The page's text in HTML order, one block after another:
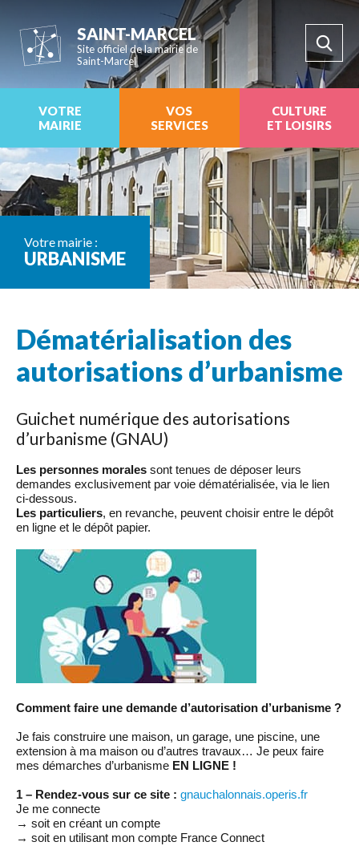
SAINT-MARCEL
Site officiel de la mairie de
Saint-Marcel
VOTRE
MAIRIE
VOS
SERVICES
CULTURE
ET LOISIRS
Votre mairie :
URBANISME
Dématérialisation des
autorisations d’urbanisme
Guichet numérique des autorisations
d’urbanisme (GNAU)
Les personnes morales sont tenues de déposer leurs
demandes exclusivement par voie dématérialisée, via le lien
ci-dessous.
Les particuliers, en revanche, peuvent choisir entre le dépôt
en ligne et le dépôt papier.
Comment faire une demande d’autorisation d’urbanisme ?
Je fais construire une maison, un garage, une piscine, une
extension à ma maison ou d’autres travaux… Je peux faire
mes démarches d’urbanisme EN LIGNE !
1 – Rendez-vous sur ce site : gnauchalonnais.operis.fr
Je me connecte
→ soit en créant un compte
→ soit en utilisant mon compte France Connect